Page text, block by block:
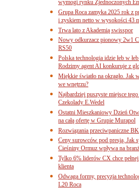
wymogi rynku Zjednoczonych
Grupa Roca zamyka 2025 rok z
i zyskiem netto w wysokości 43
Trwa lato z Akademią swisspor
Nowy odkurzacz pionowy 2w1
RS50
Polska technologia idzie łeb w
Rodzimy agent AI konkuruje z
Miękkie światło na okrągło. Jak
we wnętrzu?
Najbardziej puszyste miejsce
Czekolady E.Wedel
Ostatni Mieszkaniowy Dzień
na całą ofertę w Grupie Murapol
Rozwiązania przeciwpaniczne
Ceny surowców pod presją. Jak
Cieśniny Ormuz wpływa na
Tylko 6% liderów CX chce
klienta
Odwaga formy, precyzja
L20 Roca